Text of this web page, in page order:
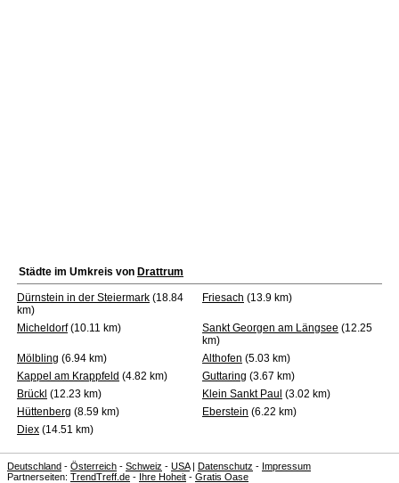
Städte im Umkreis von Drattrum
Dürnstein in der Steiermark (18.84
km)
Friesach (13.9 km)
Micheldorf(10.11 km) Sankt Georgen am Längsee (12.25
km)
Mölbling (6.94 km) Althofen (5.03 km)
Kappel am Krappfeld (4.82 km) Guttaring (3.67 km)
Brückl (12.23 km) Klein Sankt Paul (3.02 km)
Hüttenberg (8.59 km) Eberstein (6.22 km)
Diex (14.51 km)
Deutschland - Österreich - Schweiz - USA| Datenschutz - Impressum
Partnerseiten: TrendTreff.de - Ihre Hoheit - Gratis Oase